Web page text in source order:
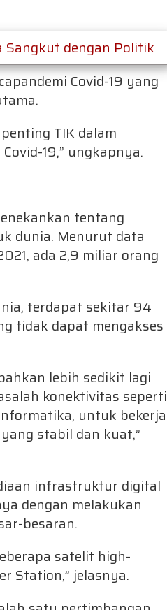
Sangkut dengan Politik
Covid-19 yang
TIK dalam
19,” ungkapnya.
tentang
dunia. Menurut data
ada 2,9 miliar orang
terdapat sekitar 94
tidak dapat mengakses
lebih sedikit lagi
konektivitas seperti
untuk bekerja
stabil dan kuat,”
infrastruktur digital
dengan melakukan
besaran.
satelit high-
Station,” jelasnya.